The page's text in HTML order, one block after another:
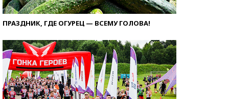
ПРАЗДНИК, ГДЕ ОГУРЕЦ — ВСЕМУ ГОЛОВА!